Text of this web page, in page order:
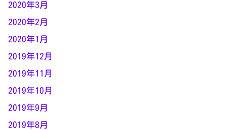
2020年3月
2020年2月
2020年1月
2019年12月
2019年11月
2019年10月
2019年9月
2019年8月